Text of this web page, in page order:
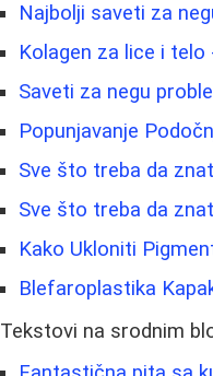
Najbolji saveti za
Kolagen za lice i
Saveti za negu
Popunjavanje
Sve što treba da
Sve što treba da
Kako Ukloniti
Blefaroplastika
Tekstovi na srodnim